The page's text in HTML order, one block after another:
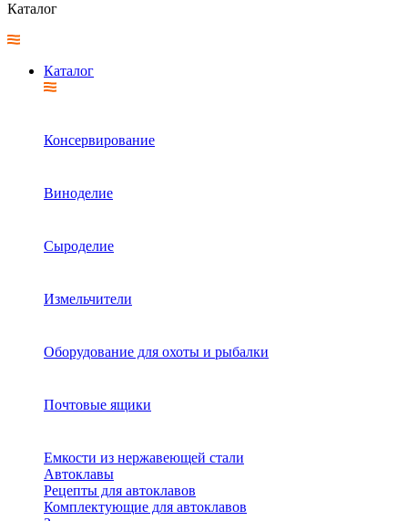
Каталог
Каталог
Консервирование
Виноделие
Сыроделие
Измельчители
Оборудование для охоты и рыбалки
Почтовые ящики
Емкости из нержавеющей стали
Автоклавы
Рецепты для автоклавов
Комплектующие для автоклавов